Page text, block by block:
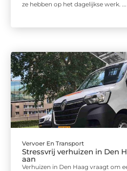
ze hebben op het dagelijkse werk. ...
Vervoer En Transport
Stressvrij verhuizen in Den
aan
Verhuizen in Den Haag vraagt om